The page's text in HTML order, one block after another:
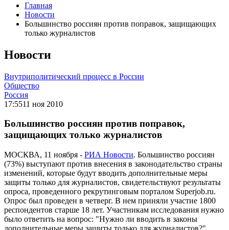
Главная
Новости
Большинство россиян против поправок, защищающих
только журналистов
Новости
Внутриполитический процесс в России
Общество
Россия
17:5511 ноя 2010
Большинство россиян против поправок,
защищающих только журналистов
МОСКВА, 11 ноября - РИА Новости. Большинство россиян
(73%) выступают против внесения в законодательство страны
изменений, которые будут вводить дополнительные меры
защиты только для журналистов, свидетельствуют результаты
опроса, проведенного рекрутинговым порталом Superjob.ru.
Опрос был проведен в четверг. В нем приняли участие 1800
респондентов старше 18 лет. Участникам исследования нужно
было ответить на вопрос: "Нужно ли вводить в законы
дополнительные меры защиты только для журналистов?".